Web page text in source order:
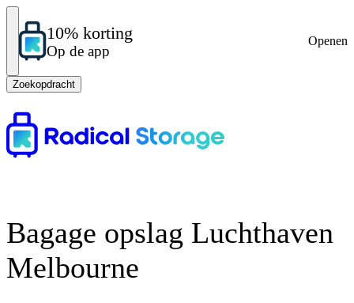
10% korting
Op de app
Openen
Zoekopdracht
Bagage opslag Luchthaven
Melbourne